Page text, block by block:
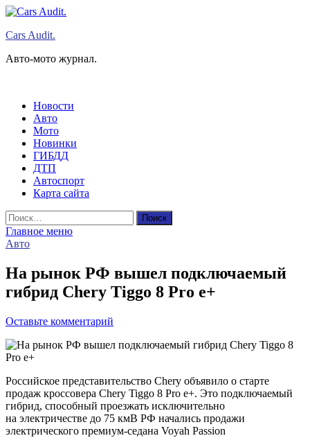
Перейти
содержимому
Cars Audit.
Авто-мото журнал.
Новости
Авто
Мото
Новинки
ГИБДД
ДТП
Автоспорт
Карта сайта
Найти:
Главное меню
Авто
На рынок РФ вышел подключаемый
гибрид Chery Tiggo 8 Pro e+
Оставьте комментарий
Российское представительство Chery объявило о старте
продаж кроссовера Chery Tiggo 8 Pro e+. Это подключаемый
гибрид, способный проезжать исключительно
на электричестве до 75 кмВ РФ начались продажи
электрического премиум-седана Voyah Passion